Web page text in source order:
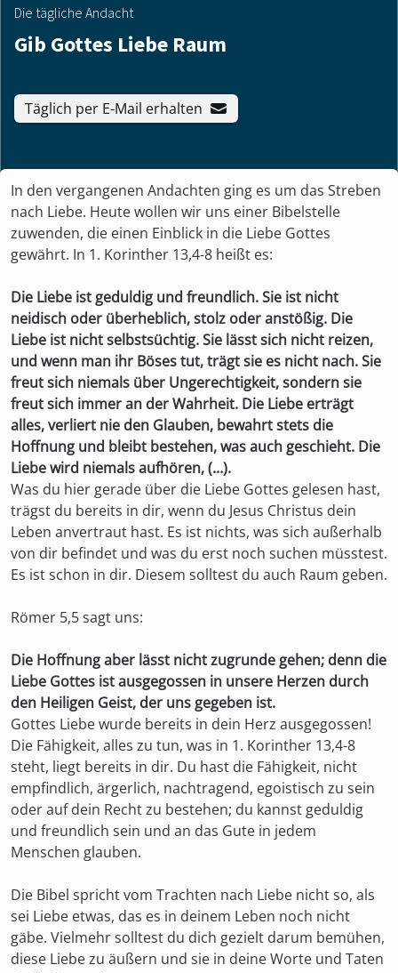
Die tägliche Andacht
Gib Gottes Liebe Raum
Täglich per E-Mail erhalten
In den vergangenen Andachten ging es um das Streben
nach Liebe. Heute wollen wir uns einer Bibelstelle
zuwenden, die einen Einblick in die Liebe Gottes
gewährt. In 1. Korinther 13,4-8 heißt es:
Die Liebe ist geduldig und freundlich. Sie ist nicht
neidisch oder überheblich, stolz oder anstößig. Die
Liebe ist nicht selbstsüchtig. Sie lässt sich nicht reizen,
und wenn man ihr Böses tut, trägt sie es nicht nach. Sie
freut sich niemals über Ungerechtigkeit, sondern sie
freut sich immer an der Wahrheit. Die Liebe erträgt
alles, verliert nie den Glauben, bewahrt stets die
Hoffnung und bleibt bestehen, was auch geschieht. Die
Liebe wird niemals aufhören, (…).
Was du hier gerade über die Liebe Gottes gelesen hast,
trägst du bereits in dir, wenn du Jesus Christus dein
Leben anvertraut hast. Es ist nichts, was sich außerhalb
von dir befindet und was du erst noch suchen müsstest.
Es ist schon in dir. Diesem solltest du auch Raum geben.
Römer 5,5 sagt uns:
Die Hoffnung aber lässt nicht zugrunde gehen; denn die
Liebe Gottes ist ausgegossen in unsere Herzen durch
den Heiligen Geist, der uns gegeben ist.
Gottes Liebe wurde bereits in dein Herz ausgegossen!
Die Fähigkeit, alles zu tun, was in 1. Korinther 13,4-8
steht, liegt bereits in dir. Du hast die Fähigkeit, nicht
empfindlich, ärgerlich, nachtragend, egoistisch zu sein
oder auf dein Recht zu bestehen; du kannst geduldig
und freundlich sein und an das Gute in jedem
Menschen glauben.
Die Bibel spricht vom Trachten nach Liebe nicht so, als
sei Liebe etwas, das es in deinem Leben noch nicht
gäbe. Vielmehr solltest du dich gezielt darum bemühen,
diese Liebe zu äußern und sie in deine Worte und Taten